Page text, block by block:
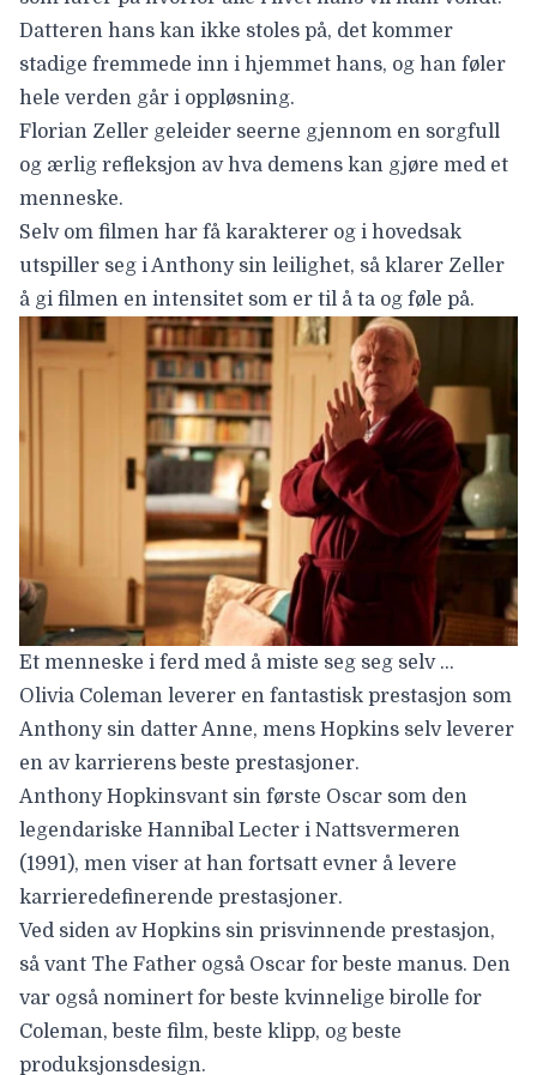
Datteren hans kan ikke stoles på, det kommer
stadige fremmede inn i hjemmet hans, og han føler
hele verden går i oppløsning.
Florian Zeller geleider seerne gjennom en sorgfull
og ærlig refleksjon av hva demens kan gjøre med et
menneske.
Selv om filmen har få karakterer og i hovedsak
utspiller seg i Anthony sin leilighet, så klarer Zeller
å gi filmen en intensitet som er til å ta og føle på.
Et menneske i ferd med å miste seg seg selv …
Olivia Coleman leverer en fantastisk prestasjon som
Anthony sin datter Anne, mens Hopkins selv leverer
en av karrierens beste prestasjoner.
Anthony Hopkinsvant sin første Oscar som den
legendariske Hannibal Lecter i Nattsvermeren
(1991), men viser at han fortsatt evner å levere
karrieredefinerende prestasjoner.
Ved siden av Hopkins sin prisvinnende prestasjon,
så vant The Father også Oscar for beste manus. Den
var også nominert for beste kvinnelige birolle for
Coleman, beste film, beste klipp, og beste
produksjonsdesign.